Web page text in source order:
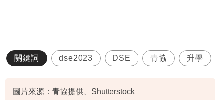
關鍵詞 dse2023 DSE 青協 升學
圖片來源：青協提供、Shutterstock